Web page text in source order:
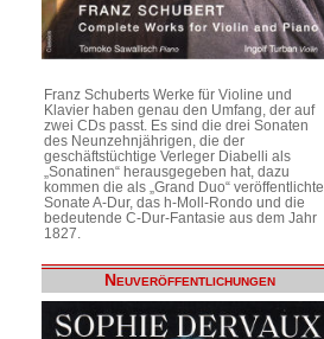
Franz Schuberts Werke für Violine und
Klavier haben genau den Umfang, der auf
zwei CDs passt. Es sind die drei Sonaten
des Neunzehnjährigen, die der
geschäftstüchtige Verleger Diabelli als
„Sonatinen“ herausgegeben hat, dazu
kommen die als „Grand Duo“ veröffentlichte
Sonate A-Dur, das h-Moll-Rondo und die
bedeutende C-Dur-Fantasie aus dem Jahr
1827.
Neuveröffentlichungen